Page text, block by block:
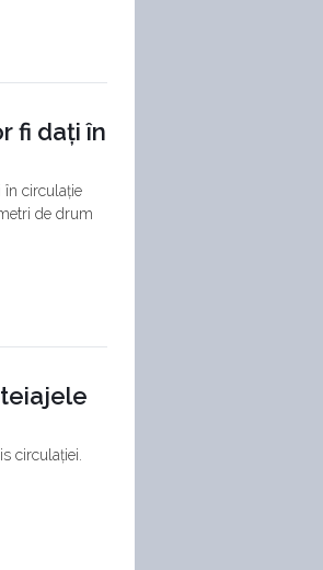
fi dați în
în circulație
de drum
circulației.